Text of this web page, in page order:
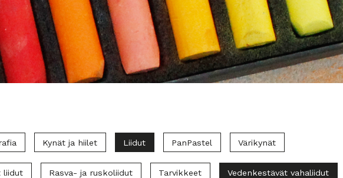
Kynät ja hiilet Liidut PanPastel Värikynät
liidut Rasva- ja ruskoliidut Tarvikkeet Vedenkestävät vahaliidut